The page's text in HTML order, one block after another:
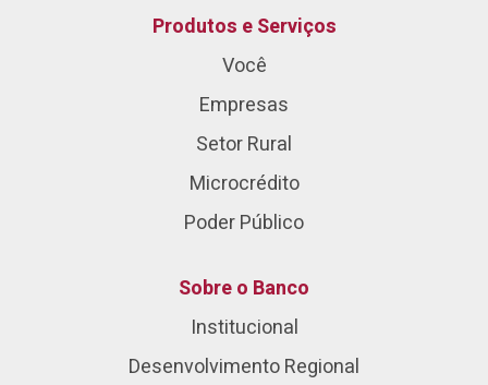
Produtos e Serviços
Você
Empresas
Setor Rural
Microcrédito
Poder Público
Sobre o Banco
Institucional
Desenvolvimento Regional